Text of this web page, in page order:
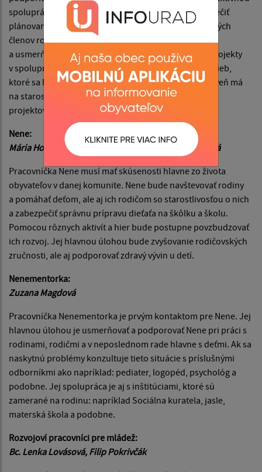
spoluprácou jej obyvateľov a zástupcov MRK. Zabezpečiť
plánovanie, sieťovanie a prepájanie činnosti jednotlivých
členov rozvojového tímu, ktorých bude koordinovať
a usmerňovať pri výkone ich práce. Bude realizovať projekty
v spolupráci s ostatnými pracovníkmi na základe potrieb,
ktoré sa budú zisťovať v rámci komunitných fór. Zároveň má
na starosti prípravu, spracovanie a realizáciu malých
projektov ako napríklad VUB, Tatra banka, SLSP atď.
Nene:
Mária Horváthová, Lucia Gáborová, Romana Kotlárová
Pracovníčka Nene musí mať skúsenosti hlavne zo života
obyvateľov v danej komunite. Nene bude navštevovať rodiny
a pomáhať deťom, ale aj ich rodičom so starostlivosťou o nich
a zabezpečiť správnu prípravu dieťaťa na škôlku a školu.
Pomocou rôznych aktivít a hier bude postupne povzbudzovať
ich rozvoj. Jej hlavnou úlohou bude zvyšovanie rodičovských
zručnosti, ale aj podporovať zdravý vývin u detí.
Nenementorka:
Zuzana Magdová
Pracovníčka Nenementorka je prvým kontaktom pre Nene. Jej
hlavnou úlohou je usmerňovať a podporovať Nene pri práci s
rodinami, rodičmi a v neposlednom rade hlavne s deťmi. Ak sa
naskytnú problémy konzultuje tieto situácie s príslušnými
odborníkmi ako napríklad: pediater, logopéd, psychológ a
podobne. Jej spolupráca je aj s inštitúciami, ktoré sú
zamerané na rodinu: napríklad Sociálna kuratela, jasle,
materská škola a podobne.
Rozvojoví pracovníci pre mládež:
Bc. Lenka Lovásová, Filip Pokrivčák